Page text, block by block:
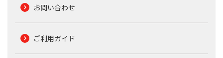
お問い合わせ
ご利用ガイド